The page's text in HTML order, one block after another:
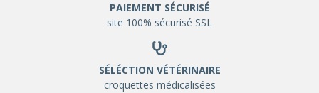
PAIEMENT SÉCURISÉ
site 100% sécurisé SSL
SÉLÉCTION VÉTÉRINAIRE
croquettes médicalisées